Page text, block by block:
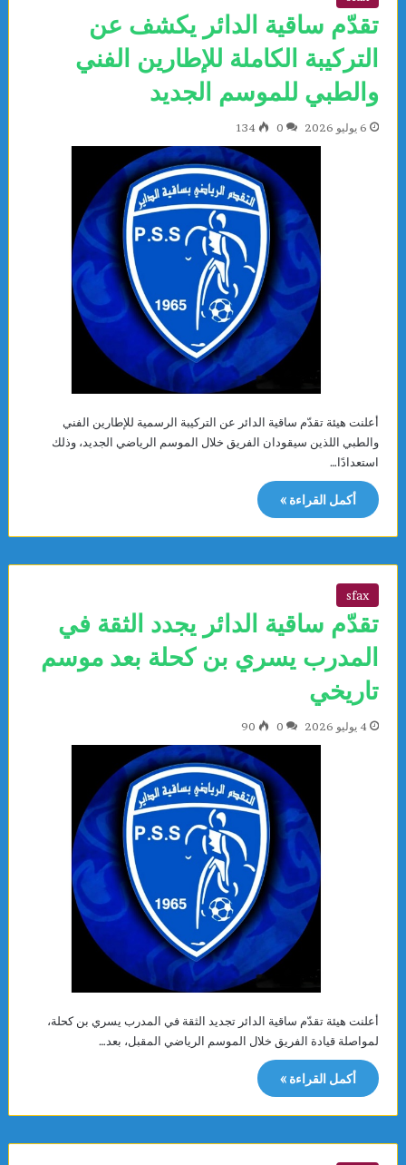
تقدّم ساقية الدائر يكشف عن
التركيبة الكاملة للإطارين الفني
والطبي للموسم الجديد
6 يوليو 2026 0
134
أعلنت هيئة تقدّم ساقية الدائر عن التركيبة الرسمية للإطارين الفني
والطبي اللذين سيقودان الفريق خلال الموسم الرياضي الجديد، وذلك
استعدادًا…
أكمل القراءة »
sfax
تقدّم ساقية الدائر يجدد الثقة في
المدرب يسري بن كحلة بعد موسم
تاريخي
4 يوليو 2026 0
90
أعلنت هيئة تقدّم ساقية الدائر تجديد الثقة في المدرب يسري بن كحلة،
لمواصلة قيادة الفريق خلال الموسم الرياضي المقبل، بعد…
أكمل القراءة »